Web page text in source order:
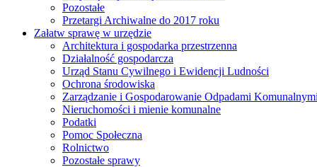
Pozostałe
Przetargi Archiwalne do 2017 roku
Załatw sprawę w urzędzie
Architektura i gospodarka przestrzenna
Działalność gospodarcza
Urząd Stanu Cywilnego i Ewidencji Ludności
Ochrona środowiska
Zarządzanie i Gospodarowanie Odpadami Komunalnymi
Nieruchomości i mienie komunalne
Podatki
Pomoc Społeczna
Rolnictwo
Pozostałe sprawy